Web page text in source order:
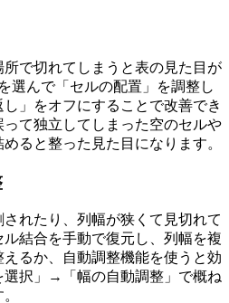
で切れてしまうと表の見た目が
選んで「セルの配置」を調整し
」をオフにすることで改善でき
て独立してしまった空のセルや
ると整った見た目になります。
れたり、列幅が狭くて見切れて
結合を手動で復元し、列幅を複
るか、自動調整機能を使うと効
選択」→「幅の自動調整」で概ね